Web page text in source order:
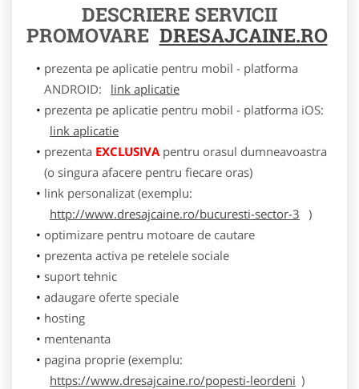
DESCRIERE SERVICII
PROMOVARE DRESAJCAINE.RO
prezenta pe aplicatie pentru mobil - platforma
ANDROID:
link aplicatie
prezenta pe aplicatie pentru mobil - platforma iOS:
link aplicatie
prezenta EXCLUSIVApentru orasul dumneavoastra
(o singura afacere pentru fiecare oras)
link personalizat (exemplu:
http://www.dresajcaine.ro/bucuresti-sector-3 )
optimizare pentru motoare de cautare
prezenta activa pe retelele sociale
suport tehnic
adaugare oferte speciale
hosting
mentenanta
pagina proprie (exemplu:
https://www.dresajcaine.ro/popesti-leordeni )